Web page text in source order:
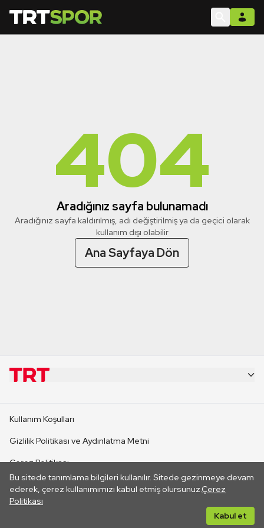
404
Aradığınız sayfa bulunamadı
Aradığınız sayfa kaldırılmış, adı değiştirilmiş ya da geçici olarak
kullanım dışı olabilir
Ana Sayfaya Dön
Bu sitede tanımlama bilgileri kullanılır. Sitede gezinmeye devam
ederek, çerez kullanımımızı kabul etmiş olursunuz.Çerez
Politikası
Kabul et
CANLI YAYINLAR
Kullanım Koşulları
Gizlilik Politikası ve Aydınlatma Metni
Çerez Politikası
İletişim
Her hakkı saklıdır. ©2026 TRT. Bağlantı yoluyla gidilen dış